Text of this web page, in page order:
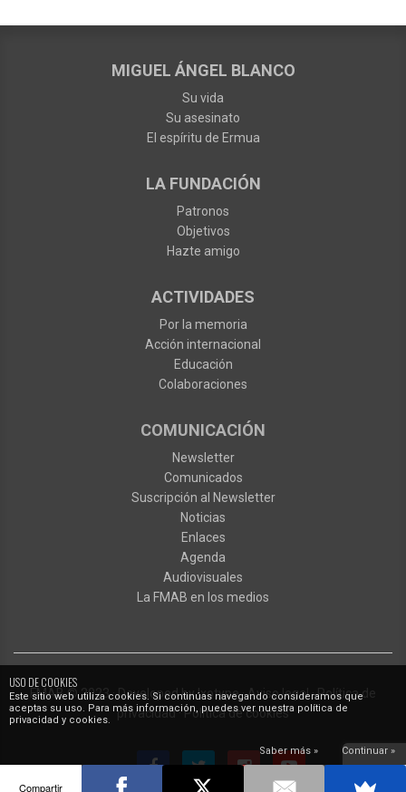
USO DE COOKIES
Este sitio web utiliza cookies. Si continúas navegando consideramos que
aceptas su uso. Para más información, puedes ver nuestra política de
privacidad y cookies.
Saber más » Continuar »
MIGUEL ÁNGEL BLANCO
Su vida
Su asesinato
El espíritu de Ermua
LA FUNDACIÓN
Patronos
Objetivos
Hazte amigo
ACTIVIDADES
Por la memoria
Acción internacional
Educación
Colaboraciones
COMUNICACIÓN
Newsletter
Comunicados
Suscripción al Newsletter
Noticias
Enlaces
Agenda
Audiovisuales
La FMAB en los medios
FMAB© 2023·Developed byIxotype·Aviso legal·Política de
privacidad·Política de cookies
Compartir